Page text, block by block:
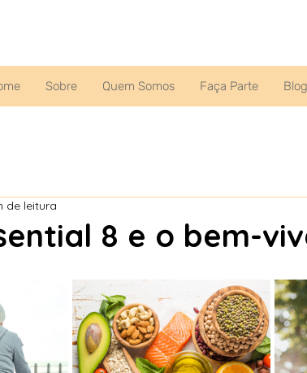
Sobre Quem Somos Faça Parte Blog
8 e o bem-
de leitura